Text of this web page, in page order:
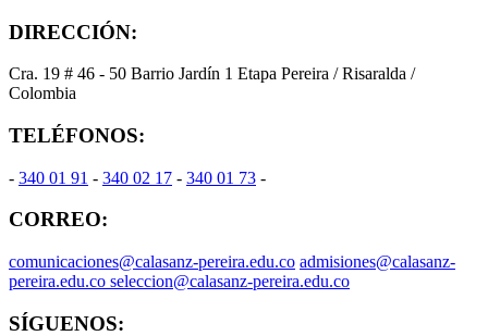
DIRECCIÓN:
Cra. 19 # 46 - 50 Barrio Jardín 1 Etapa Pereira / Risaralda /
Colombia
TELÉFONOS:
- 340 01 91 - 340 02 17 - 340 01 73 -
CORREO:
comunicaciones@calasanz-pereira.edu.co admisiones@calasanz-
pereira.edu.co seleccion@calasanz-pereira.edu.co
SÍGUENOS: